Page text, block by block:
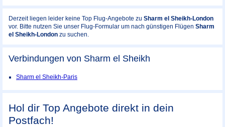
Derzeit liegen leider keine Top Flug-Angebote zu Sharm el Sheikh-London
vor. Bitte nutzen Sie unser Flug-Formular um nach günstigen Flügen Sharm
el Sheikh-London zu suchen.
Verbindungen von Sharm el Sheikh
Sharm el Sheikh-Paris
Hol dir Top Angebote direkt in dein
Postfach!